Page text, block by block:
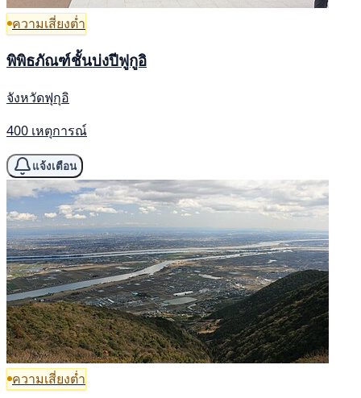
ความเสี่ยงต่ำ
พิพิธภัณฑ์ชั้นบ่งปีฟูกูอิ
จังหวัดฟุกุอิ
400 เหตุการณ์
แจ้งเตือน
ความเสี่ยงต่ำ